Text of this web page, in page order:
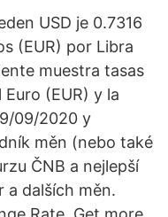
USD je 0.7316
(EUR) por Libra
muestra tasas
(EUR) y la
09/2020 y
měn (nebo také
ČNB a nejlepší
a dalších měn.